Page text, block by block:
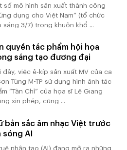
số mô hình sản xuất thành công
dụng cho Việt Nam” (tổ chức
sáng 3/7) trong khuôn khổ ...
quyền tác phẩm hội họa
sáng tạo đương đại
đây, việc ê-kíp sản xuất MV của ca
Tùng M-TP sử dụng hình ảnh tác
“Tàn Chỉ” của họa sĩ Lệ Giang
xin phép, cũng ...
bản sắc âm nhạc Việt trước
sóng AI
nhân tạo (AI) đang mở ra những